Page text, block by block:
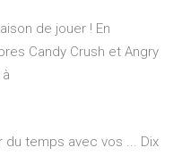
de jouer ! En
Candy Crush et Angry
du temps avec vos ... Dix